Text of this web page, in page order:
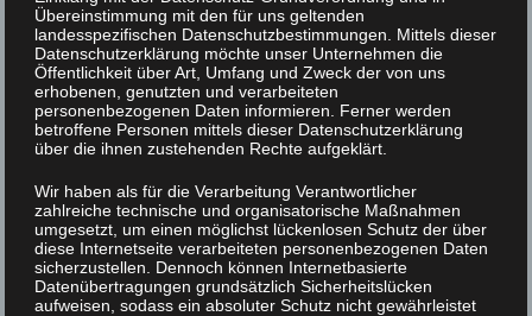
Science Festival 2010
Beitrags-
Navigation
< Science Festival 2010
XLAB Science Festival
Gttingen 28. –
Übereinstimmung mit den für uns geltenden
landesspezifischen Datenschutzbestimmungen. Mittels dieser
Datenschutzerklärung möchte unser Unternehmen die
Öffentlichkeit über Art, Umfang und Zweck der von uns
erhobenen, genutzten und verarbeiteten
personenbezogenen Daten informieren. Ferner werden
betroffene Personen mittels dieser Datenschutzerklärung
über die ihnen zustehenden Rechte aufgeklärt.
Wir haben als für die Verarbeitung Verantwortlicher
zahlreiche technische und organisatorische Maßnahmen
umgesetzt, um einen möglichst lückenlosen Schutz der über
diese Internetseite verarbeiteten personenbezogenen Daten
sicherzustellen. Dennoch können Internetbasierte
Datenübertragungen grundsätzlich Sicherheitslücken
aufweisen, sodass ein absoluter Schutz nicht gewährleistet